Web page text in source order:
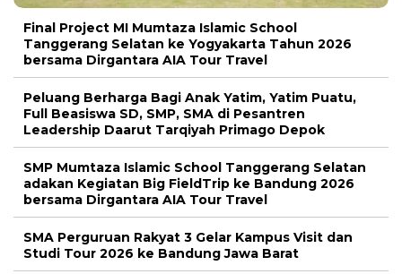
Final Project MI Mumtaza Islamic School
Tanggerang Selatan ke Yogyakarta Tahun 2026
bersama Dirgantara AIA Tour Travel
Peluang Berharga Bagi Anak Yatim, Yatim Puatu,
Full Beasiswa SD, SMP, SMA di Pesantren
Leadership Daarut Tarqiyah Primago Depok
SMP Mumtaza Islamic School Tanggerang Selatan
adakan Kegiatan Big FieldTrip ke Bandung 2026
bersama Dirgantara AIA Tour Travel
SMA Perguruan Rakyat 3 Gelar Kampus Visit dan
Studi Tour 2026 ke Bandung Jawa Barat